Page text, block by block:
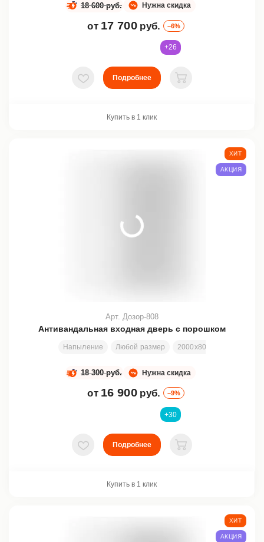
Нужна скидка
18 600 руб.
от 17 700 руб. –6%
+26
В избранное
Подробнее
В корзину
Купить в 1 клик
Антивандальная входная дверь с порошком
Напыление Любой размер 2000х800 мм
Арт. Дозор-808
Нужна скидка
18 300 руб.
от 16 900 руб. –9%
ХИТ
АКЦИЯ
+30
В избранное
Подробнее
В корзину
Купить в 1 клик
ХИТ
АКЦИЯ